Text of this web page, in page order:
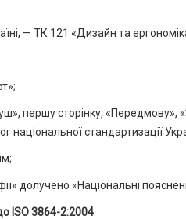
— ТК 121 «Дизайн та
першу сторінку, «Передмову»,
національної стандартизації
долучено «Національні
ISO 3864-2:2004